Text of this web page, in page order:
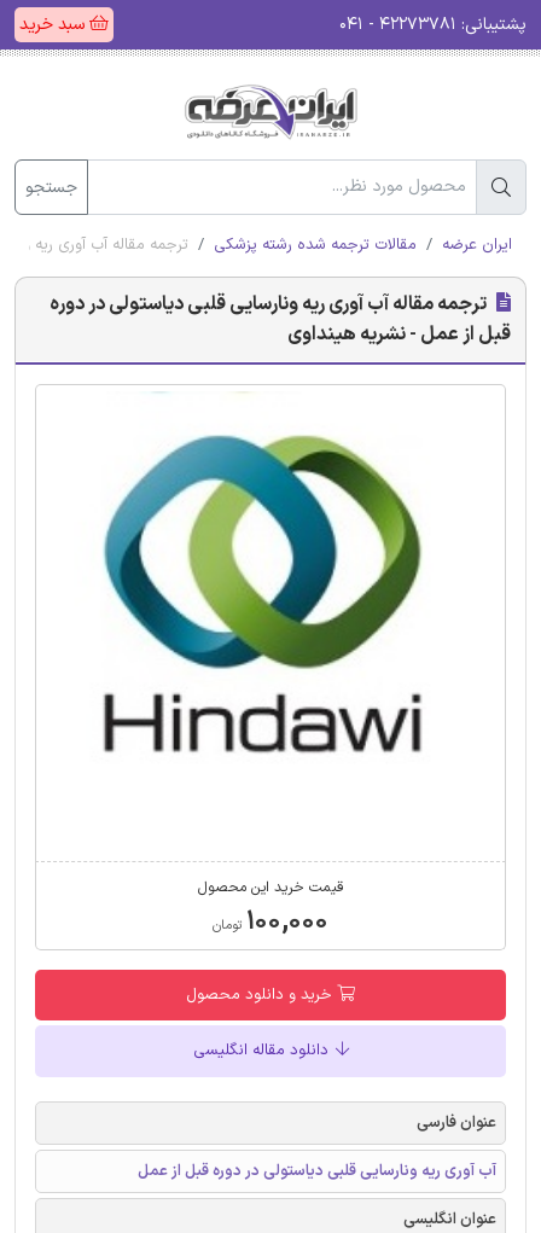
پشتیبانی: سبد خرید
جستجو
ایران عرضه مقالات ترجمه شده رشته پزشکی ترجمه مقاله آب آوری ریه
ترجمه مقاله آب آوری ریه ونارسایی قلبی دیاستولی در دوره
قبل از عمل - نشریه هینداوی
قیمت خرید این محصول
۱۰۰,۰۰۰ تومان
خرید و دانلود محصول
دانلود مقاله انگلیسی
عنوان فارسی
آب آوری ریه ونارسایی قلبی دیاستولی در دوره قبل از عمل
عنوان انگلیسی